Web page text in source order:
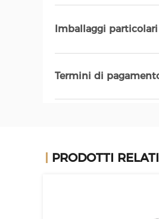
Imballaggi particolari
Termini di
PRODOTTI